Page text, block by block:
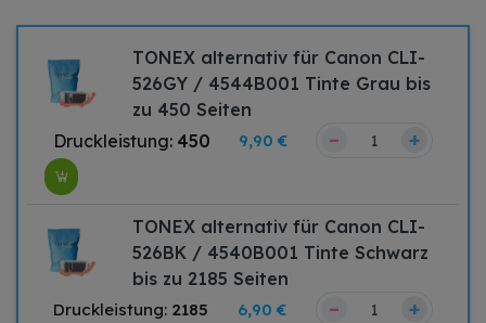
TONEX alternativ für Canon CLI-
526GY / 4544B001 Tinte Grau bis
zu 450 Seiten
Druckleistung: 450 9,90 € – +
TONEX alternativ für Canon CLI-
526BK / 4540B001 Tinte Schwarz
bis zu 2185 Seiten
Druckleistung: 2185 6,90 € – +